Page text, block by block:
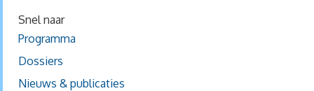
Snel naar
Programma
Dossiers
Nieuws & publicaties